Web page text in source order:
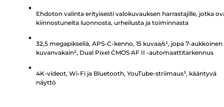
arvostelua
Ehdoton valinta erityisesti valokuvauksen harrastajille, jotka
kiinnostuneita luonnosta, urheilusta ja toiminnasta
32,5 megapikseliä, APS-C-kenno, 15 kuvaa/s¹, jopa 7-aukkoinen
kuvanvakain², Dual Pixel CMOS AF II -automaattitarkennus
4K-videot, Wi-Fi ja Bluetooth, YouTube-striimaus³, kääntyvä
näyttö